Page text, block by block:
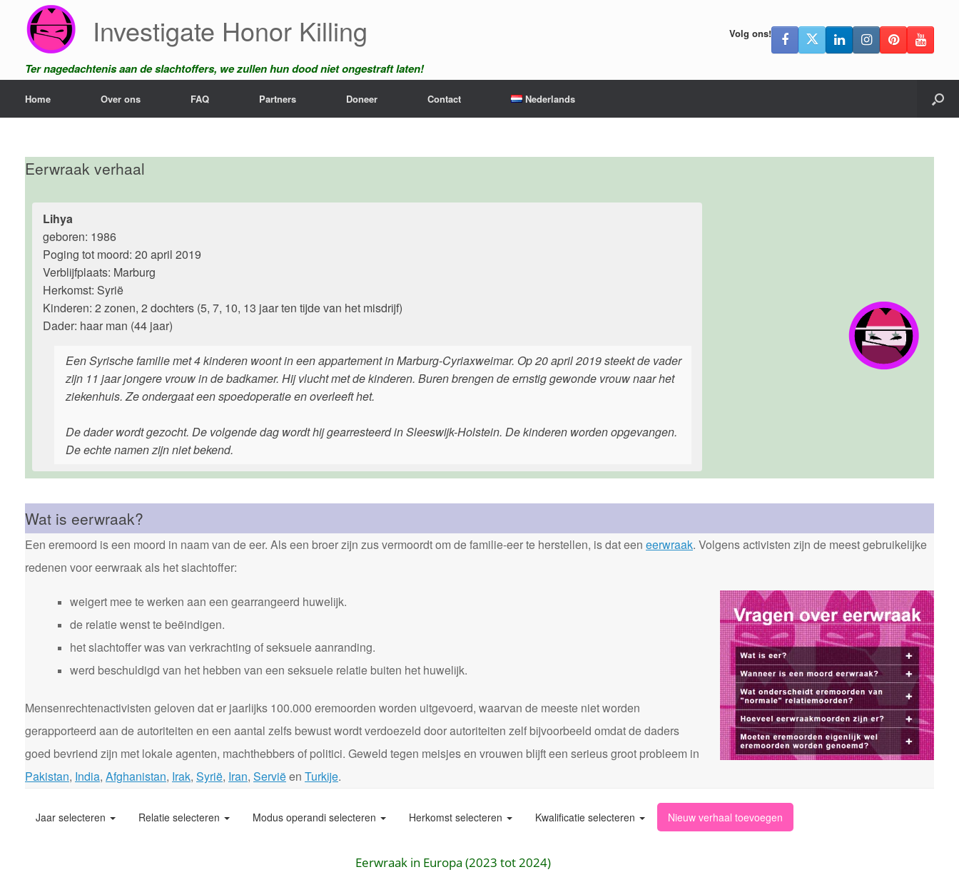
Investigate Honor Killing
Ter nagedachtenis aan de slachtoffers, we zullen hun dood niet ongestraft laten!
Volg ons!
Home Over ons FAQ Partners Doneer Contact Nederlands
Eerwraak verhaal
Lihya
geboren: 1986
Poging tot moord: 20 april 2019
Verblijfplaats: Marburg
Herkomst: Syrië
Kinderen: 2 zonen, 2 dochters (5, 7, 10, 13 jaar ten tijde van het misdrijf)
Dader: haar man (44 jaar)
Een Syrische familie met 4 kinderen woont in een appartement in Marburg-Cyriaxweimar. Op 20 april 2019 steekt de vader
zijn 11 jaar jongere vrouw in de badkamer. Hij vlucht met de kinderen. Buren brengen de ernstig gewonde vrouw naar het
ziekenhuis. Ze ondergaat een spoedoperatie en overleeft het.
De dader wordt gezocht. De volgende dag wordt hij gearresteerd in Sleeswijk-Holstein. De kinderen worden opgevangen.
De echte namen zijn niet bekend.
Wat is eerwraak?
Een eremoord is een moord in naam van de eer. Als een broer zijn zus vermoordt om de familie-eer te herstellen, is dat een eerwraak. Volgens activisten zijn de meest gebruikelijke
redenen voor eerwraak als het slachtoffer:
weigert mee te werken aan een gearrangeerd huwelijk.
de relatie wenst te beëindigen.
het slachtoffer was van verkrachting of seksuele aanranding.
werd beschuldigd van het hebben van een seksuele relatie buiten het huwelijk.
Mensenrechtenactivisten geloven dat er jaarlijks 100.000 eremoorden worden uitgevoerd, waarvan de meeste niet worden
gerapporteerd aan de autoriteiten en een aantal zelfs bewust wordt verdoezeld door autoriteiten zelf bijvoorbeeld omdat de daders
goed bevriend zijn met lokale agenten, machthebbers of politici. Geweld tegen meisjes en vrouwen blijft een serieus groot probleem in
Pakistan, India, Afghanistan, Irak, Syrië, Iran, Serviëen Turkije.